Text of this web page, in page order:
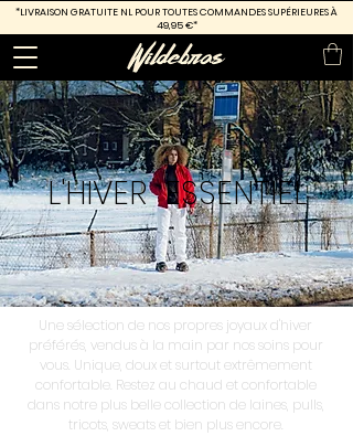
*LIVRAISON GRATUITE NL POUR TOUTES COMMANDES SUPÉRIEURES À
49,95 €*
L'HIVER ESSENTIEL
Une sélection de nos propres joyaux d'hiver
préférés, vendus à la main par nos soins pour
vous. Unique, doux et surtout extrêmement
confortable. Restez au chaud et confortable
dans notre plus belle collection de laines, pulls,
tricots, sweats et bien plus encore.